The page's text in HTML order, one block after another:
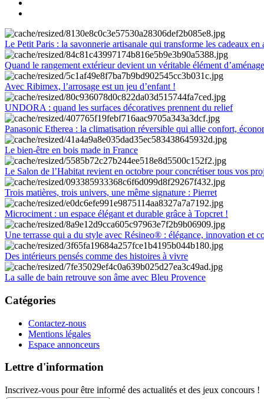
Le Petit Paris : la savonnerie artisanale qui transforme les cadeaux en
Quand le rangement extérieur devient un véritable élément
Avec Ribimex, l’arrosage est un jeu d’enfant !
UNDORA : quand les surfaces décoratives prennent du relief
Panasonic Etherea : la climatisation réversible qui allie confort,
Le bien-être en bois made in France
Le Salon de l’Habitat revient en octobre pour concrétiser tous vos
Trois matières, trois univers, une même signature : Pierret
Microciment : un espace élégant et durable grâce à Topcret !
Une terrasse qui a du style avec Résineo® : élégance, innovation et
Des intérieurs pensés comme des histoires à vivre
La salle de bain retrouve son âme avec Bleu Provence
Catégories
Contactez-nous
Mentions légales
Espace annonceurs
Lettre d'information
Inscrivez-vous pour être informé des actualités et des jeux concours !